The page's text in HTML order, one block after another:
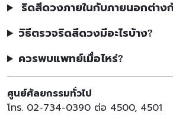
ริดสีดวงภายในกับภายนอกต่าง
วิธีตรวจริดสีดวงมีอะไรบ้าง?
ควรพบแพทย์เมื่อไหร่?
ศูนย์ศัลยกรรมทั่วไป
โทร. 02-734-0390 ต่อ 4500, 4501